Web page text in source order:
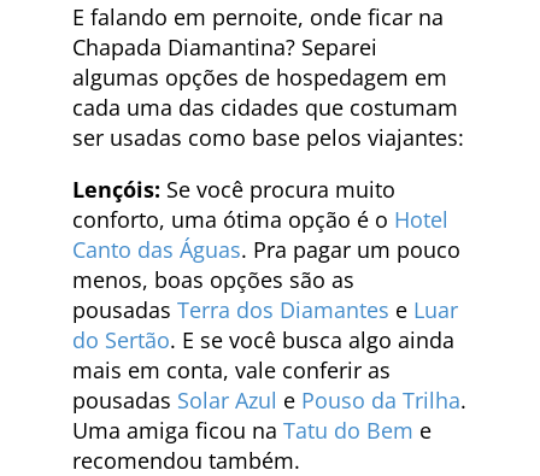
E falando em pernoite, onde ficar na
Chapada Diamantina? Separei
algumas opções de hospedagem em
cada uma das cidades que costumam
ser usadas como base pelos viajantes:
Lençóis: Se você procura muito
conforto, uma ótima opção é o Hotel
Canto das Águas. Pra pagar um pouco
menos, boas opções são as
pousadas Terra dos Diamantes e Luar
do Sertão. E se você busca algo ainda
mais em conta, vale conferir as
pousadas Solar Azul e Pouso da Trilha.
Uma amiga ficou na Tatu do Bem e
recomendou também.